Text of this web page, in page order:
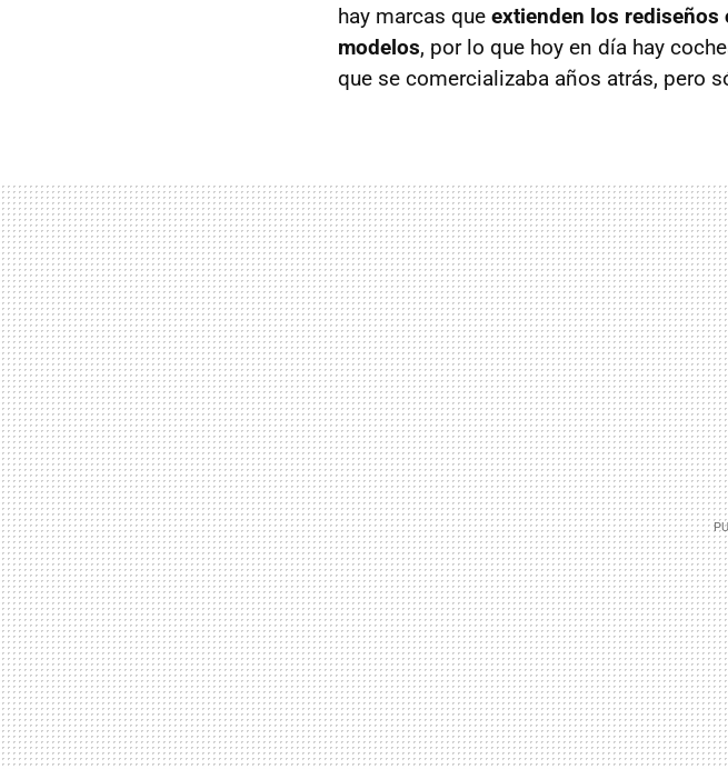
hay marcas que extienden los rediseños
modelos, por lo que hoy en día hay
que se comercializaba años atrás, pero